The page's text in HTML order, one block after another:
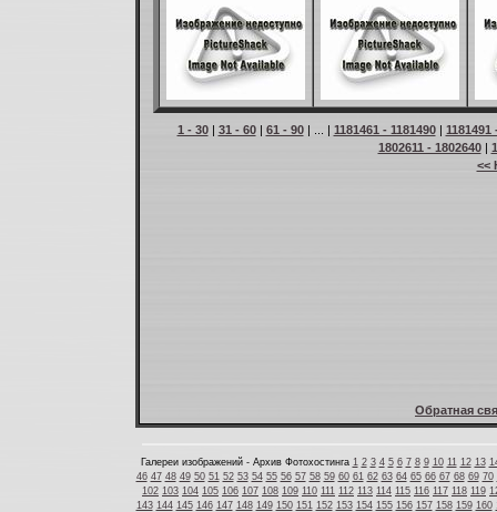
1 - 30| 31 - 60| 61 - 90| ... | 1181461 - 1181490| 1181491
1802611 - 1802640|
<<
Обратная
Галереи изображений - Архив Фотохостинга 1 2 3 4 5 6 7 8 9 10 11 12 13
46 47 48 49 50 51 52 53 54 55 56 57 58 59 60 61 62 63 64 65 66 67 68 69 70
102 103 104 105 106 107 108 109 110 111 112 113 114 115 116 117 118 119
143 144 145 146 147 148 149 150 151 152 153 154 155 156 157 158 159 160